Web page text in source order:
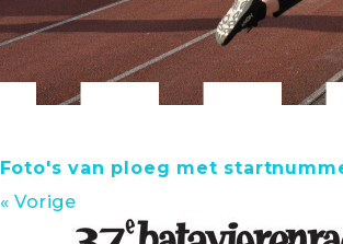
Foto's van ploeg met
« Vorige